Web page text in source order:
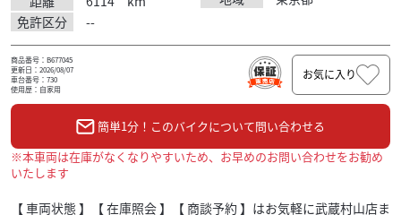
免許区分
--
商品番号：B677045
更新日：2026/08/07
車台番号：730
使用歴：自家用
お気に入り
簡単1分！このバイクについて問い合わせる
※本車両は在庫がなくなりやすいため、お早めのお問い合わせをお勧め
いたします
【 車両状態 】【 在庫照会 】【 商談予約 】はお気軽に武蔵村山店ま